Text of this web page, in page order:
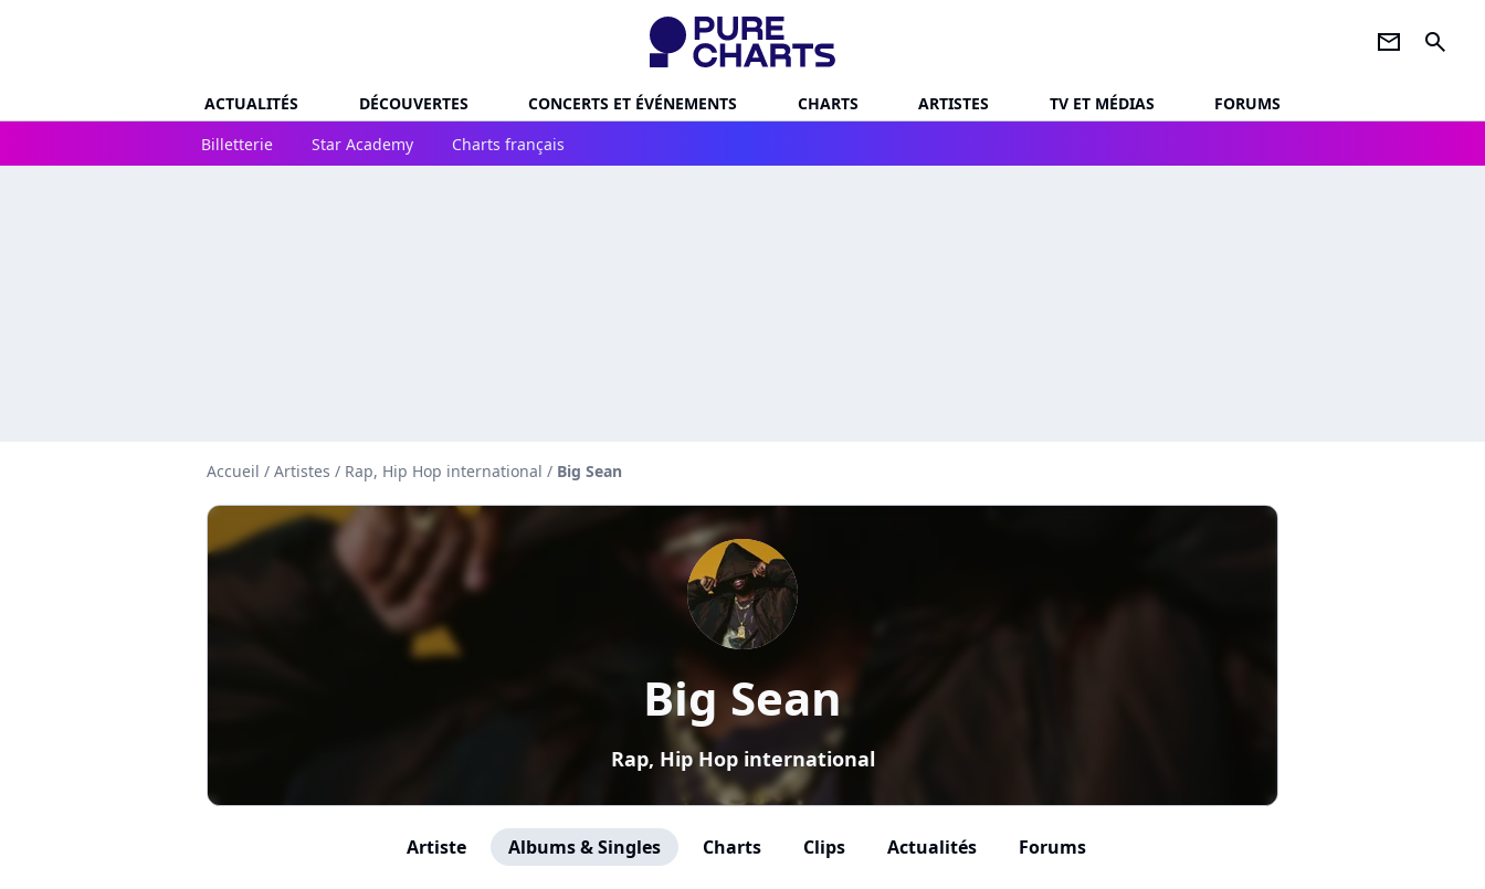
newsletter search
ACTUALITÉS DÉCOUVERTES CONCERTS ET ÉVÉNEMENTS CHARTS ARTISTES TV ET MÉDIAS
FORUMS
Billetterie
Star Academy Charts français
Accueil / Artistes / Rap, Hip Hop international / Big Sean
Big Sean
Rap, Hip Hop international
Artiste Albums & Singles Charts Clips Actualités Forums